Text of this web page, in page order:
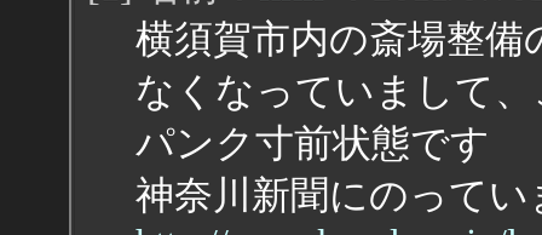
横須賀市内の斎場整備
なくなっていまして
パンク寸前状態です
神奈川新聞にのってい